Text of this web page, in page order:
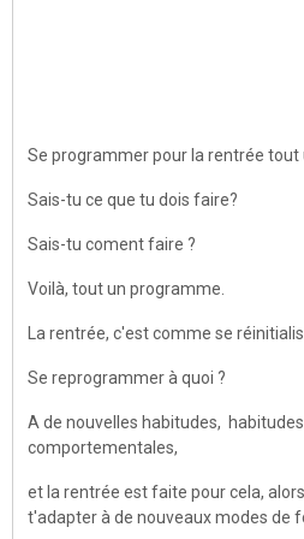
Se programmer pour la rentrée
Sais-tu ce que tu dois faire?
Sais-tu coment faire ?
Voilà, tout un programme.
La rentrée, c'est comme se
Se reprogrammer à quoi ?
A de nouvelles habitudes,
comportementales,
et la rentrée est faite pour cela,
t'adapter à de nouveaux modes de